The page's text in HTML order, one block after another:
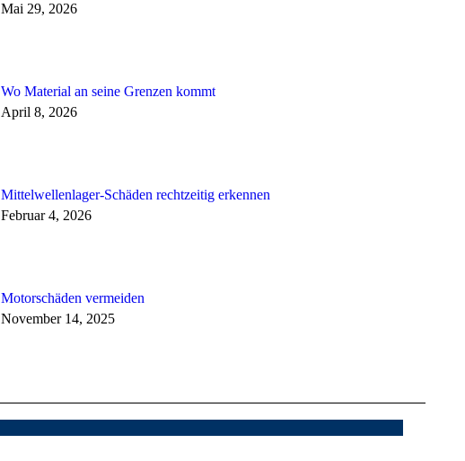
Mai 29, 2026
Wo Material an seine Grenzen kommt
April 8, 2026
Mittelwellenlager-Schäden rechtzeitig erkennen
Februar 4, 2026
Motorschäden vermeiden
November 14, 2025